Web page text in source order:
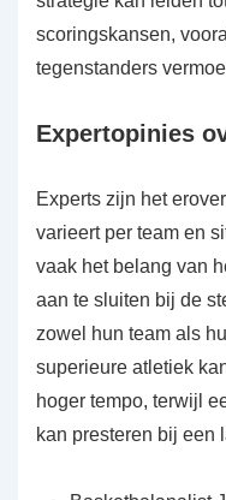
scoringskansen,
tegenstanders
Expertopinies
Experts zijn het
varieert per team en
vaak het belang van
aan te sluiten bij de
zowel hun team als
superieure atletiek
hoger tempo, terwijl
kan presteren bij een